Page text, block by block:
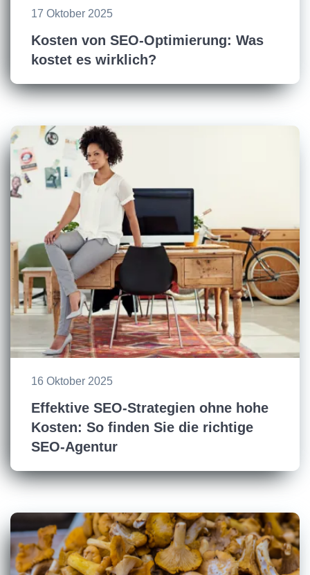
17 Oktober 2025
Kosten von SEO-Optimierung: Was
kostet es wirklich?
16 Oktober 2025
Effektive SEO-Strategien ohne hohe
Kosten: So finden Sie die richtige
SEO-Agentur